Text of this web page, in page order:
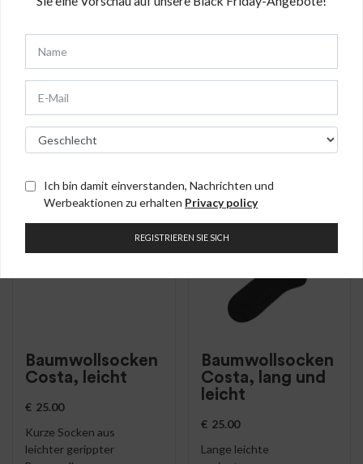
Frotteebaumwolle,
Baumwollsocken
Costa, leicht
€ 25.00
Kurze Socken aus
leichter gerippter
AUSVERKAUFT!
Baumwollsocken
Costa, lang und
leicht
€ 25.00
Lange leichte
AUSVERKAUFT!
Ich bin damit einverstanden, Nachrichten und
Werbeaktionen zu erhalten Privacy policy
REGISTRIEREN SIE SICH